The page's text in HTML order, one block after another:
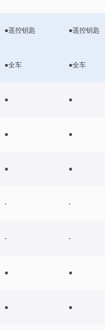
●遥控钥匙 ●遥控钥匙
●全车 ●全车
● ●
● ●
● ●
- -
- -
● ●
● ●